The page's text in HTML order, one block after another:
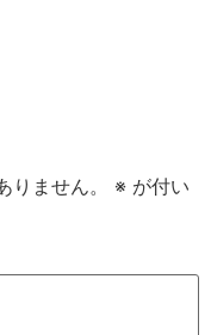
ません。 ※ が付い